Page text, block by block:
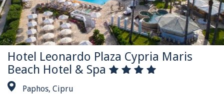
Hotel Leonardo Plaza Cypria Maris
Beach Hotel & Spa
Paphos, Cipru